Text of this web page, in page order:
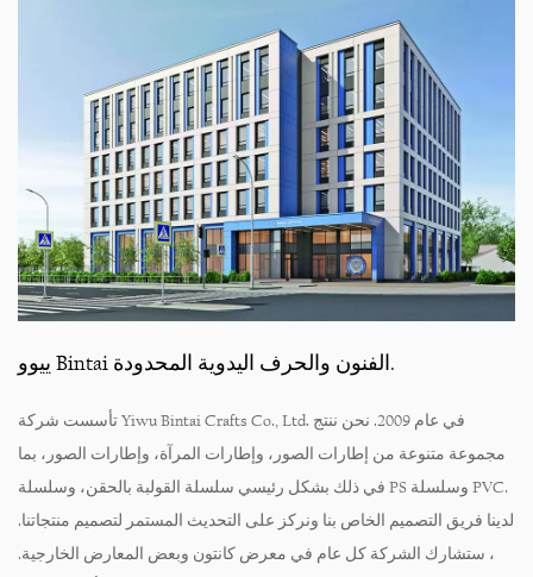
ييوو Bintai الفنون والحرف اليدوية المحدودة.
تأسست شركة Yiwu Bintai Crafts Co., Ltd. في عام 2009. نحن ننتج
مجموعة متنوعة من إطارات الصور، وإطارات المرآة، وإطارات الصور، بما
في ذلك بشكل رئيسي سلسلة القولبة بالحقن، وسلسلة PS وسلسلة PVC.
لدينا فريق التصميم الخاص بنا ونركز على التحديث المستمر لتصميم منتجاتنا.
، ستشارك الشركة كل عام في معرض كانتون وبعض المعارض الخارجية.